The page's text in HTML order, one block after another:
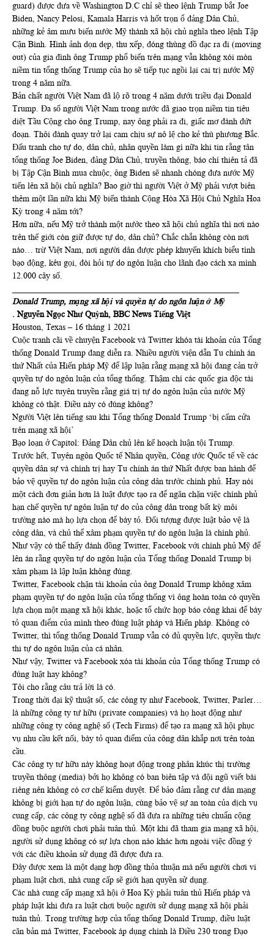
guard) được đưa về Washington D.C chỉ sẽ theo lệnh Trump bắt Joe
Biden, Nancy Pelosi, Kamala Harris và hốt trọn ổ đảng Dân Chủ,
những kẻ âm mưu biến nước Mỹ thành xã hội chủ nghĩa theo lệnh Tập
Cận Bình. Hình ảnh dọn dẹp, thu xếp, đóng thùng đồ đạc ra đi (moving
out) của gia đình ông Trump phổ biến trên mạng vẫn không xói mòn
niềm tin tổng thống Trump của họ sẽ tiếp tục ngồi lại cai trị nước Mỹ
trong 4 năm nữa.
Bản chất người Việt Nam đã lộ rõ trong 4 năm dưới triều đại Donald
Trump. Đa số người Việt Nam trong nước đã giao trọn niềm tin tiêu
diệt Tầu Cộng cho ông Trump, nay ông phải ra đi, giấc mơ đành đứt
đoạn. Thôi đành quay trở lại cam chịu sự nô lệ cho kẻ thù phương Bắc.
Đấu tranh cho tự do, dân chủ, nhân quyền làm gì nữa khi tin rằng tân
tổng thống Joe Biden, đảng Dân Chủ, truyền thông, báo chí thiên tả đã
bị Tập Cận Bình mua chuộc, ông Biden sẽ nhanh chóng đưa nước Mỹ
tiến lên xã hội chủ nghĩa? Bao giờ thì người Việt ở Mỹ phải vượt biên
thêm một lần nữa khi Mỹ biến thành Cộng Hòa Xã Hội Chủ Nghĩa Hoa
Kỳ trong 4 năm tới?
Hơn nữa, nếu Mỹ trở thành một nước theo xã hội chủ nghĩa thì nơi nào
trên thế giới còn giữ được tự do, dân chủ? Chắc chắn không còn nơi
nào… trừ Việt Nam, nơi người dân được phép khuyến khích biểu tình
bạo động, kêu gọi, đòi hỏi tự do ngôn luận cho lãnh đạo cách xa mình
12.000 cây số.
Donald Trump, mạng xã hội và quyền tự do ngôn luận ở Mỹ
. Nguyễn Ngọc Như Quỳnh, BBC News Tiếng Việt
Houston, Texas – 16 tháng 1 2021
Cuộc tranh cãi về chuyện Facebook và Twitter khóa tài khoản của Tổng
thống Donald Trump đang diễn ra. Nhiều người viện dẫn Tu chính án
thứ Nhất của Hiến pháp Mỹ để lập luận rằng mạng xã hội đang cản trở
quyền tự do ngôn luận của tổng thống. Thậm chí các quốc gia độc tài
đang nỗ lực tuyên truyền rằng giá trị tự do ngôn luận của nước Mỹ
không có thật. Điều này có đúng không?
Người Việt lên tiếng sau khi Tổng thống Donald Trump ‘bị cấm cửa
trên mạng xã hội’
Bạo loạn ở Capitol: Đảng Dân chủ lên kế hoạch luận tội Trump.
Trước hết, Tuyên ngôn Quốc tế Nhân quyền, Công ước Quốc tế về các
quyền dân sự và chính trị hay Tu chính án thứ Nhất được ban hành để
bảo vệ quyền tự do ngôn luận của công dân trước chính phủ. Hay nói
một cách đơn giản hơn là luật được tạo ra để ngăn chặn việc chính phủ
hạn chế quyền tự ngôn luận tự do của công dân trong bất kỳ môi
trường nào mà họ lựa chọn để bày tỏ. Đối tượng được luật bảo vệ là
công dân, và chủ thể xâm phạm quyền tự do ngôn luận là chính phủ.
Như vậy có thể thấy đánh đồng Twitter, Facebook với chính phủ Mỹ để
lên án rằng quyền tự do ngôn luận của Tổng thống Donald Trump bị
xâm phạm là lập luận không đúng.
Twitter, Facebook chặn tài khoản của ông Donald Trump không xâm
phạm quyền tự do ngôn luận của tổng thống vì ông hoàn toàn có quyền
lựa chọn một mạng xã hội khác, hoặc tổ chức họp báo công khai để bày
tỏ quan điểm của mình theo đúng luật pháp và Hiến pháp. Không có
Twitter, thì tổng thống Donald Trump vẫn có đủ quyền lực, quyền thực
thi tự do ngôn luận của cá nhân.
Như vậy, Twitter và Facebook xóa tài khoản của Tổng thống Trump có
đúng luật hay không?
Tôi cho rằng câu trả lời là có.
Trong thời đại kỹ thuật số, các công ty như Facebook, Twitter, Parler…
là những công ty tư hữu (private companies) và họ hoạt động như
những công ty công nghệ số (Tech Firms) để tạo ra mạng xã hội phục
vụ nhu cầu kết nối, bày tỏ quan điểm của công dân khắp nơi trên toàn
cầu.
Các công ty tư hữu này không hoạt động trong phân khúc thị trường
truyền thông (media) bởi họ không có ban biên tập và đội ngũ viết bài
riêng nên không có cơ chế kiểm duyệt. Để bảo đảm rằng cư dân mạng
không bị giới hạn tự do ngôn luận, cùng bảo vệ sự an toàn của dịch vụ
cung cấp, các công ty công nghệ số đã đưa ra những tiêu chuẩn cộng
đồng buộc người chơi phải tuân thủ. Một khi đã tham gia mạng xã hội,
người sử dụng không có sự lựa chọn nào khác hơn ngoài việc đồng ý
với các điều khoản sử dụng đã được đưa ra.
Đây được xem là một dạng hợp đồng thỏa thuận mà nếu người chơi vi
phạm luật chơi, nhà cung cấp sẽ giới hạn quyền sử dụng.
Các nhà cung cấp mạng xã hội ở Hoa Kỳ phải tuân thủ Hiến pháp và
pháp luật khi đưa ra luật chơi buộc người sử dụng mạng xã hội phải
tuân thủ. Trong trường hợp của tổng thống Donald Trump, điều luật
căn bản mà Twitter, Facebook áp dụng chính là Điều 230 trong Đạo